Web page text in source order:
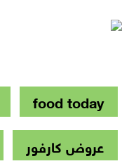
food today
عروض كارفور